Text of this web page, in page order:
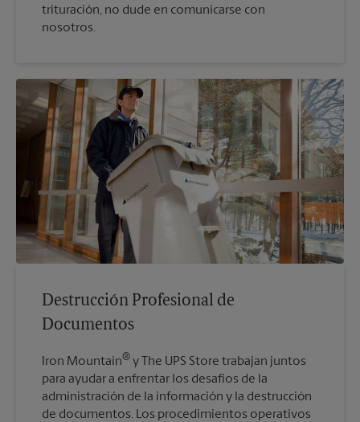
trituración, no dude en comunicarse con
nosotros.
Destrucción Profesional de
Documentos
Iron Mountain® y The UPS Store trabajan juntos
para ayudar a enfrentar los desafíos de la
administración de la información y la destrucción
de documentos. Los procedimientos operativos